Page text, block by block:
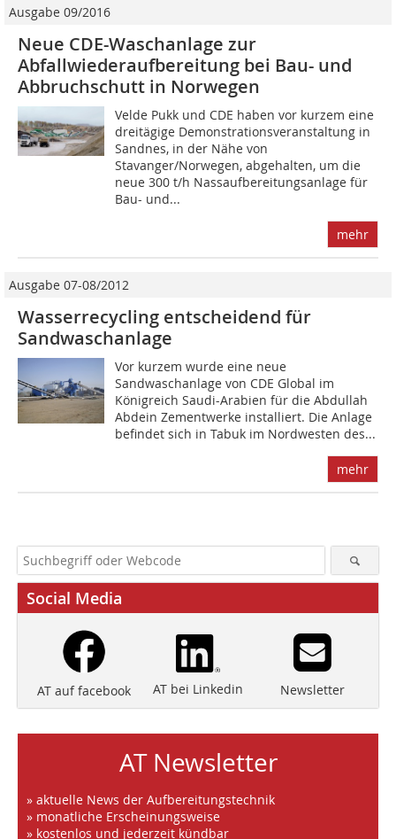
Ausgabe 09/2016
Neue CDE-Waschanlage zur
Abfallwiederaufbereitung bei Bau- und
Abbruchschutt in Norwegen
Velde Pukk und CDE haben vor kurzem eine
dreitägige Demonstrationsveranstaltung in
Sandnes, in der Nähe von
Stavanger/Norwegen, abgehalten, um die
neue 300 t/h Nassaufbereitungsanlage für
Bau- und...
mehr
Ausgabe 07-08/2012
Wasserrecycling entscheidend für
Sandwaschanlage
Vor kurzem wurde eine neue
Sandwaschanlage von CDE Global im
Königreich Saudi-Arabien für die Abdullah
Abdein Zementwerke installiert. Die Anlage
befindet sich in Tabuk im Nordwesten des...
mehr
Social Media
AT auf facebook AT bei Linkedin Newsletter
AT Newsletter
» aktuelle News der Aufbereitungstechnik
» monatliche Erscheinungsweise
» kostenlos und jederzeit kündbar